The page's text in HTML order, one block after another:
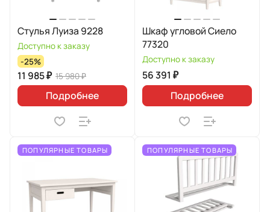
Стулья Луиза 9228
Доступно к заказу
-25%
11 985 ₽ 15 980 ₽
Подробнее
Шкаф угловой Сиело
77320
Доступно к заказу
56 391 ₽
Подробнее
ПОПУЛЯРНЫЕ ТОВАРЫ ПОПУЛЯРНЫЕ ТОВАРЫ